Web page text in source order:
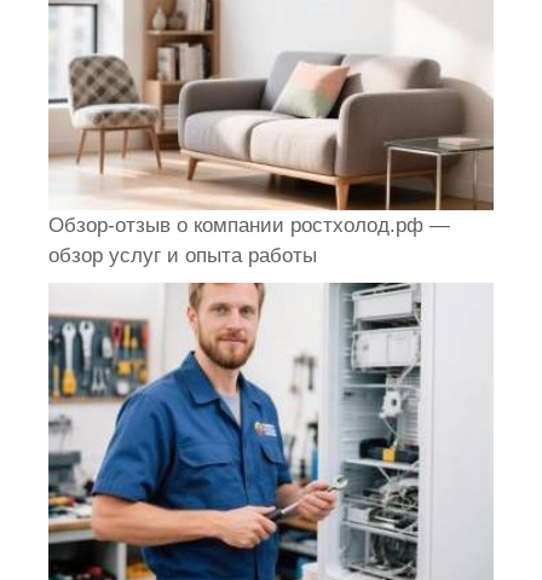
Обзор-отзыв о компании ростхолод.рф —
обзор услуг и опыта работы